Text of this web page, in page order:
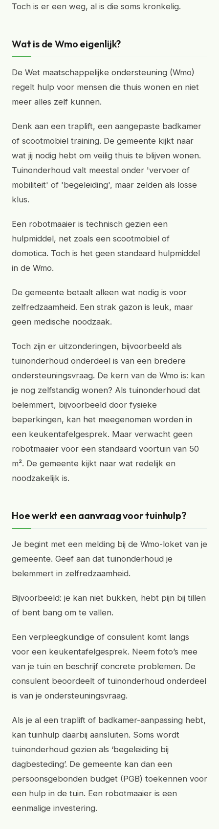
Toch is er een weg, al is die soms kronkelig.
Wat is de Wmo eigenlijk?
De Wet maatschappelijke ondersteuning (Wmo)
regelt hulp voor mensen die thuis wonen en niet
meer alles zelf kunnen.
Denk aan een traplift, een aangepaste badkamer
of scootmobiel training. De gemeente kijkt naar
wat jij nodig hebt om veilig thuis te blijven wonen.
Tuinonderhoud valt meestal onder 'vervoer of
mobiliteit' of 'begeleiding', maar zelden als losse
klus.
Een robotmaaier is technisch gezien een
hulpmiddel, net zoals een scootmobiel of
domotica. Toch is het geen standaard hulpmiddel
in de Wmo.
De gemeente betaalt alleen wat nodig is voor
zelfredzaamheid. Een strak gazon is leuk, maar
geen medische noodzaak.
Toch zijn er uitzonderingen, bijvoorbeeld als
tuinonderhoud onderdeel is van een bredere
ondersteuningsvraag. De kern van de Wmo is: kan
je nog zelfstandig wonen? Als tuinonderhoud dat
belemmert, bijvoorbeeld door fysieke
beperkingen, kan het meegenomen worden in
een keukentafelgesprek. Maar verwacht geen
robotmaaier voor een standaard voortuin van 50
m². De gemeente kijkt naar wat redelijk en
noodzakelijk is.
Hoe werkt een aanvraag voor tuinhulp?
Je begint met een melding bij de Wmo-loket van je
gemeente. Geef aan dat tuinonderhoud je
belemmert in zelfredzaamheid.
Bijvoorbeeld: je kan niet bukken, hebt pijn bij tillen
of bent bang om te vallen.
Een verpleegkundige of consulent komt langs
voor een keukentafelgesprek. Neem foto’s mee
van je tuin en beschrijf concrete problemen. De
consulent beoordeelt of tuinonderhoud onderdeel
is van je ondersteuningsvraag.
Als je al een traplift of badkamer-aanpassing hebt,
kan tuinhulp daarbij aansluiten. Soms wordt
tuinonderhoud gezien als ‘begeleiding bij
dagbesteding’. De gemeente kan dan een
persoonsgebonden budget (PGB) toekennen voor
een hulp in de tuin. Een robotmaaier is een
eenmalige investering.